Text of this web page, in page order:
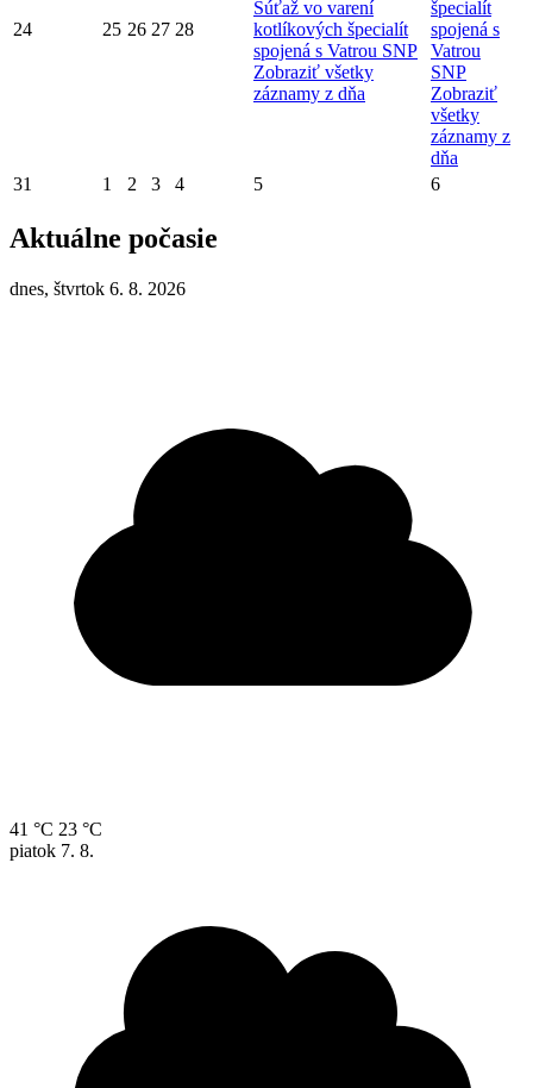
24 25 26 27 28
Súťaž vo varení
kotlíkových špecialít
spojená s Vatrou SNP
Zobraziť všetky
záznamy z dňa
špecialít
spojená s
Vatrou
SNP
Zobraziť
všetky
záznamy z
dňa
31
1 2 3 4 5 6
Aktuálne počasie
dnes, štvrtok 6. 8. 2026
41 °C 23 °C
piatok 7. 8.